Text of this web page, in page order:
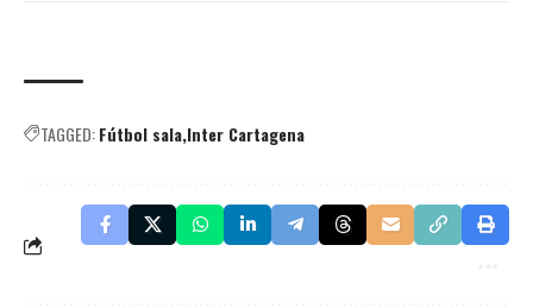
TAGGED:Fútbol sala Inter Cartagena